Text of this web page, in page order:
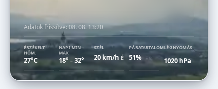
Adatok frissítve:08. 08. 13:20
ÉRZÉKELT
HŐM.
27°C
NAPI MIN –
MAX
18° –32°
SZÉL
20 km/h É
PÁRATARTALOM
51%
LÉGNYOMÁS
1020 hPa